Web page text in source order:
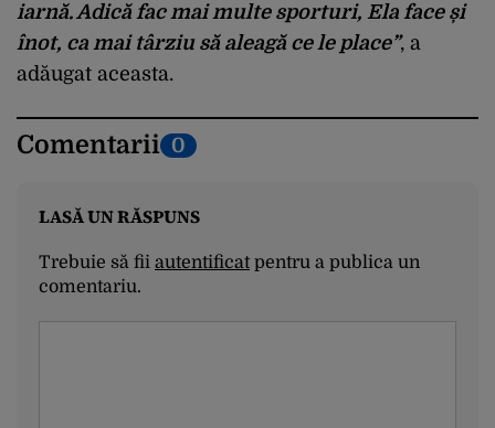
iarnă. Adică fac mai multe sporturi, Ela face și
înot, ca mai târziu să aleagă ce le place”, a
adăugat aceasta.
Comentarii 0
LASĂ UN RĂSPUNS
Trebuie să fii autentificatpentru a publica un
comentariu.